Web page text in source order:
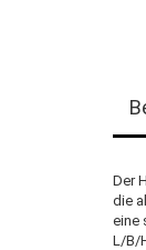
Der
die
eine
L/B/